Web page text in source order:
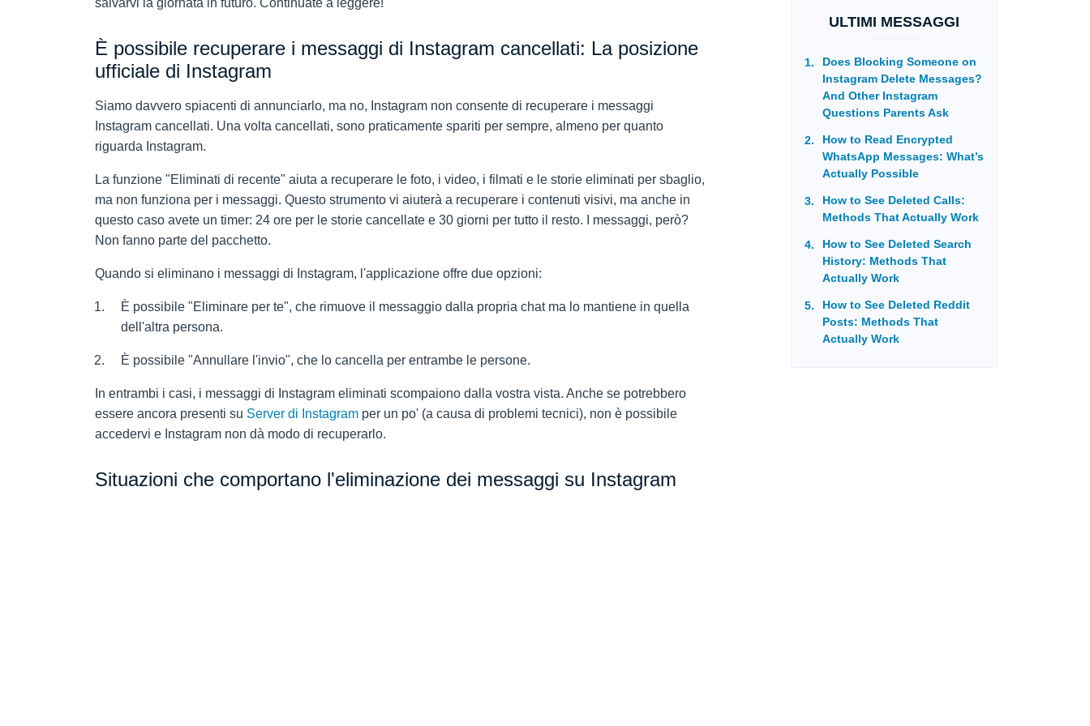
salvarvi la giornata in futuro. Continuate a leggere!
È possibile recuperare i messaggi di Instagram cancellati: La posizione
ufficiale di Instagram
Siamo davvero spiacenti di annunciarlo, ma no, Instagram non consente di recuperare i messaggi
Instagram cancellati. Una volta cancellati, sono praticamente spariti per sempre, almeno per quanto
riguarda Instagram.
La funzione "Eliminati di recente" aiuta a recuperare le foto, i video, i filmati e le storie eliminati per sbaglio,
ma non funziona per i messaggi. Questo strumento vi aiuterà a recuperare i contenuti visivi, ma anche in
questo caso avete un timer: 24 ore per le storie cancellate e 30 giorni per tutto il resto. I messaggi, però?
Non fanno parte del pacchetto.
Quando si eliminano i messaggi di Instagram, l'applicazione offre due opzioni:
È possibile "Eliminare per te", che rimuove il messaggio dalla propria chat ma lo mantiene in quella
dell'altra persona.
È possibile "Annullare l'invio", che lo cancella per entrambe le persone.
In entrambi i casi, i messaggi di Instagram eliminati scompaiono dalla vostra vista. Anche se potrebbero
essere ancora presenti su Server di Instagram per un po' (a causa di problemi tecnici), non è possibile
accedervi e Instagram non dà modo di recuperarlo.
Situazioni che comportano l'eliminazione dei messaggi su Instagram
ULTIMI MESSAGGI
Does Blocking Someone on
Instagram Delete Messages?
And Other Instagram
Questions Parents Ask
How to Read Encrypted
WhatsApp Messages: What’s
Actually Possible
How to See Deleted Calls:
Methods That Actually Work
How to See Deleted Search
History: Methods That
Actually Work
How to See Deleted Reddit
Posts: Methods That
Actually Work